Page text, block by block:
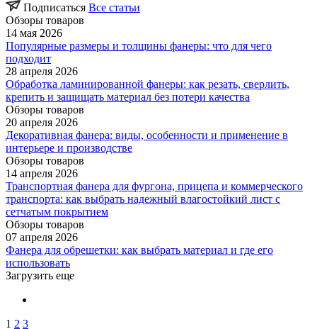
Подписаться Все статьи
Обзоры товаров
14 мая 2026
Популярные размеры и толщины фанеры: что для чего
подходит
28 апреля 2026
Обработка ламинированной фанеры: как резать, сверлить,
крепить и защищать материал без потери качества
Обзоры товаров
20 апреля 2026
Декоративная фанера: виды, особенности и применение в
интерьере и производстве
Обзоры товаров
14 апреля 2026
Транспортная фанера для фургона, прицепа и коммерческого
транспорта: как выбрать надежный влагостойкий лист с
сетчатым покрытием
Обзоры товаров
07 апреля 2026
Фанера для обрешетки: как выбрать материал и где его
использовать
Загрузить еще
1 2 3